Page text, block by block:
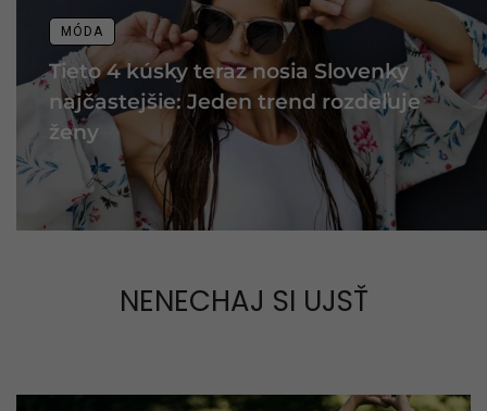
MÓDA
Tieto 4 kúsky teraz nosia Slovenky
najčastejšie: Jeden trend rozdeľuje
ženy
NENECHAJ SI UJSŤ